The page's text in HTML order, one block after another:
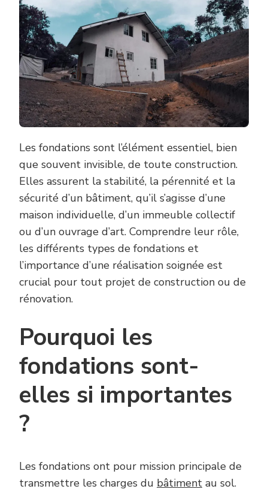
Les fondations sont l’élément essentiel, bien
que souvent invisible, de toute construction.
Elles assurent la stabilité, la pérennité et la
sécurité d’un bâtiment, qu’il s’agisse d’une
maison individuelle, d’un immeuble collectif
ou d’un ouvrage d’art. Comprendre leur rôle,
les différents types de fondations et
l’importance d’une réalisation soignée est
crucial pour tout projet de construction ou de
rénovation.
Pourquoi les
fondations sont-
elles si importantes
?
Les fondations ont pour mission principale de
transmettre les charges du bâtiment au sol.